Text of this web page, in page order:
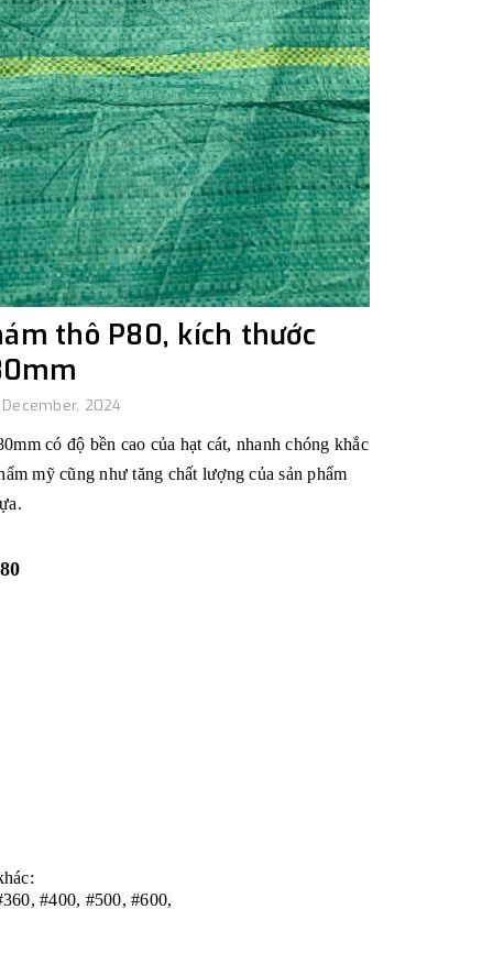
thô P80, kích thước
2024
có độ bền cao của hạt cát, nhanh chóng khắc
mỹ cũng như tăng chất lượng của sản phẩm
#400, #500, #600,